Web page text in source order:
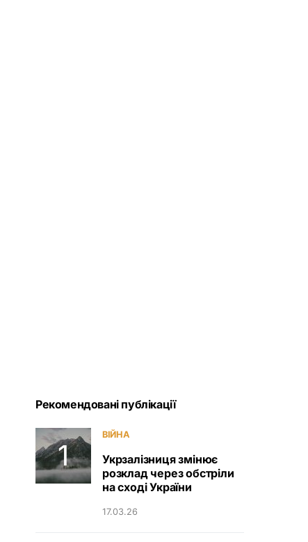
Рекомендовані публікації
ВІЙНА
Укрзалізниця змінює
розклад через обстріли
на сході України
17.03.26